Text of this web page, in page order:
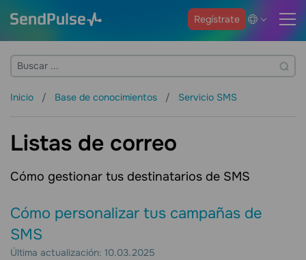
Regístrate
Inicio Base de conocimientos Servicio SMS
Listas de correo
Cómo gestionar tus destinatarios de SMS
Cómo personalizar tus campañas de
SMS
Última actualización: 10.03.2025